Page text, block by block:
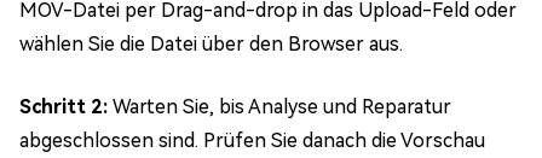
MOV-Datei per Drag-and-drop in das Upload-Feld oder
wählen Sie die Datei über den Browser aus.
Schritt 2: Warten Sie, bis Analyse und Reparatur
abgeschlossen sind. Prüfen Sie danach die Vorschau